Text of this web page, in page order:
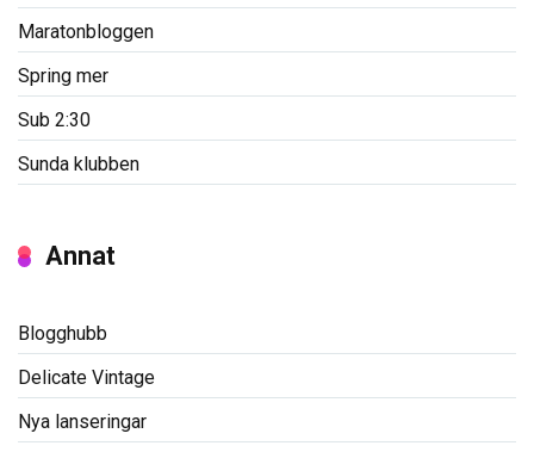
Maratonbloggen
Spring mer
Sub 2:30
Sunda klubben
Annat
Blogghubb
Delicate Vintage
Nya lanseringar